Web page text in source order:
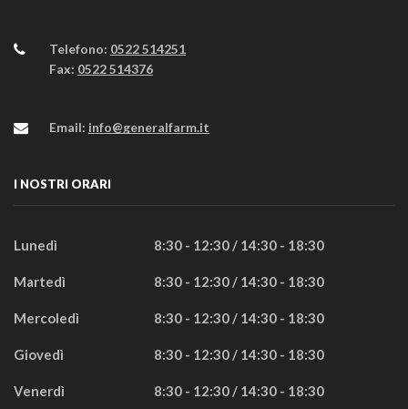
Telefono: 0522 514251
Fax: 0522 514376
Email: info@generalfarm.it
I NOSTRI ORARI
Lunedì 8:30 - 12:30 / 14:30 - 18:30
Martedì 8:30 - 12:30 / 14:30 - 18:30
Mercoledì 8:30 - 12:30 / 14:30 - 18:30
Giovedì 8:30 - 12:30 / 14:30 - 18:30
Venerdì 8:30 - 12:30 / 14:30 - 18:30